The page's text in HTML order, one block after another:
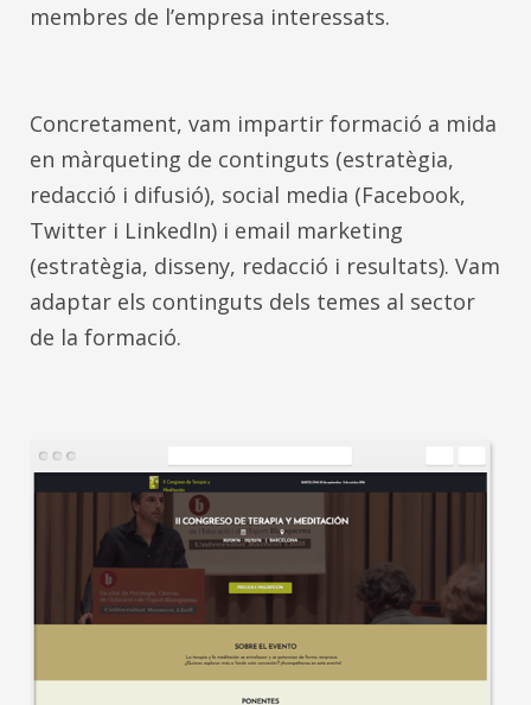
membres de l’empresa interessats.
Concretament, vam impartir formació a mida
en màrqueting de continguts (estratègia,
redacció i difusió), social media (Facebook,
Twitter i LinkedIn) i email marketing
(estratègia, disseny, redacció i resultats). Vam
adaptar els continguts dels temes al sector
de la formació.